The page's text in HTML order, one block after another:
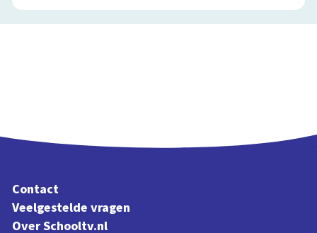
Contact
Veelgestelde vragen
Over Schooltv.nl